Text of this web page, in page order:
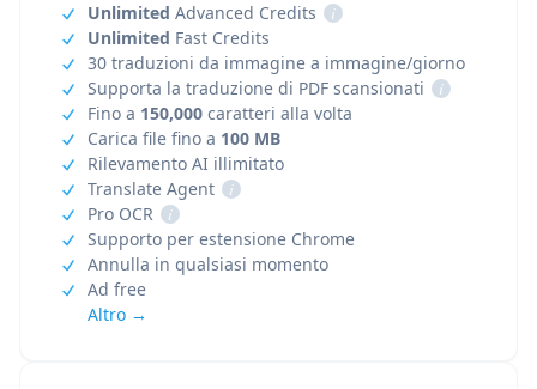
Unlimited Advanced Credits
i
Unlimited Fast Credits
30 traduzioni da immagine a immagine/giorno
Supporta la traduzione di PDF scansionati
i
Fino a 150,000 caratteri alla volta
Carica file fino a 100 MB
Rilevamento AI illimitato
Translate Agent
i
Pro OCR
i
Supporto per estensione Chrome
Annulla in qualsiasi momento
Ad free
Altro →